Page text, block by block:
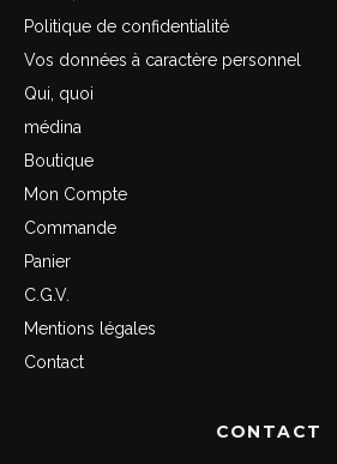
Politique de confidentialité
Vos données à caractère personnel
Qui, quoi
médina
Boutique
Mon Compte
Commande
Panier
C.G.V.
Mentions légales
Contact
CONTACT